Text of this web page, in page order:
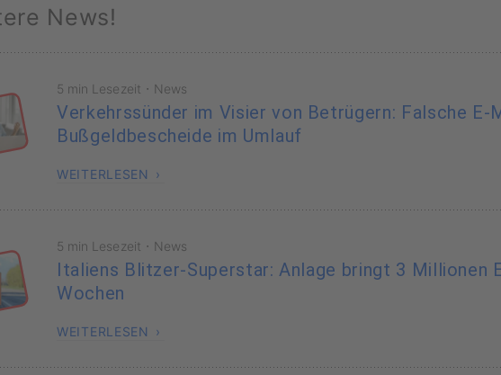
News!
5 min Lesezeit · News
Verkehrssünder im Visier von Betrügern: Falsche E-
Bußgeldbescheide im Umlauf
WEITERLESEN
5 min Lesezeit · News
Italiens Blitzer-Superstar: Anlage bringt 3 Millionen
Wochen
WEITERLESEN